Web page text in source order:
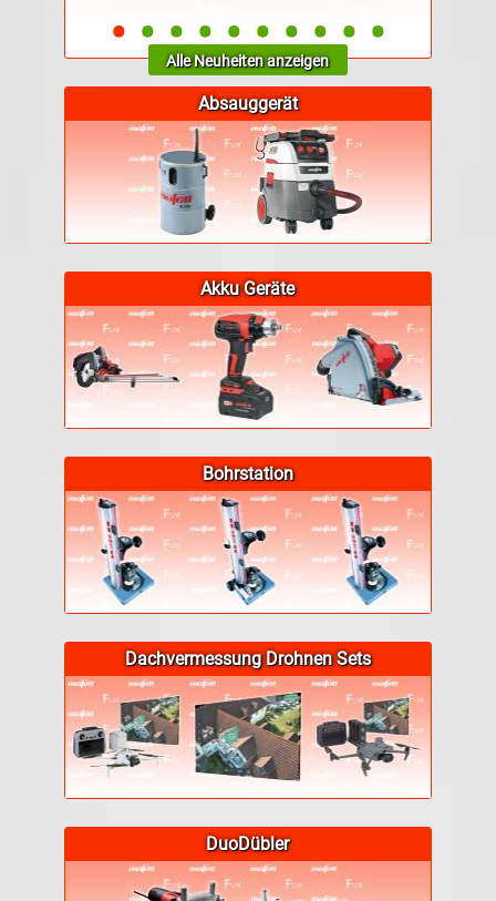
Alle Neuheiten anzeigen
• •••••••• •
Absauggerät
Akku Geräte
Bohrstation
Dachvermessung Drohnen Sets
DuoDübler